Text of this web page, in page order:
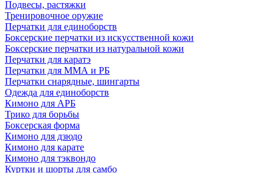
Подвесы, растяжки
Тренировочное оружие
Перчатки для единоборств
Боксерские перчатки из искусственной кожи
Боксерские перчатки из натуральной кожи
Перчатки для каратэ
Перчатки для ММА и РБ
Перчатки снарядные, шингарты
Одежда для единоборств
Кимоно для АРБ
Трико для борьбы
Боксерская форма
Кимоно для дзюдо
Кимоно для карате
Кимоно для тэквондо
Куртки и шорты для самбо